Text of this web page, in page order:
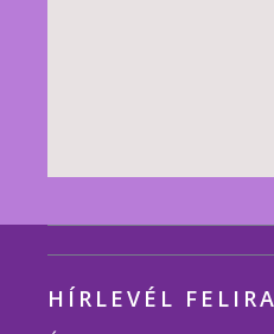
HÍRLEVÉL